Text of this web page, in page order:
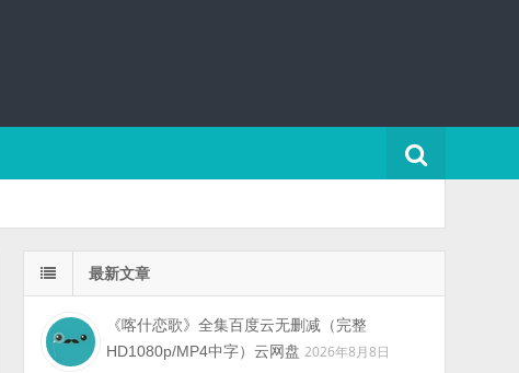
最新文章
《喀什恋歌》全集百度云无删减（完整
HD1080p/MP4中字）云网盘 2026年8月8日